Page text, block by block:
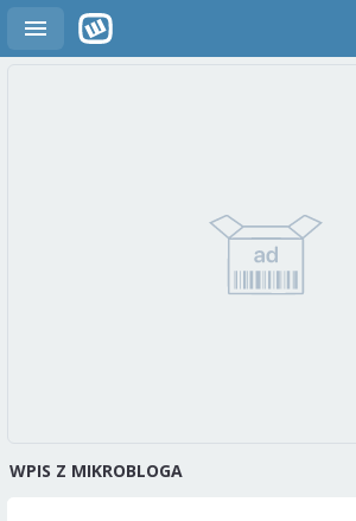
WPIS Z MIKROBLOGA